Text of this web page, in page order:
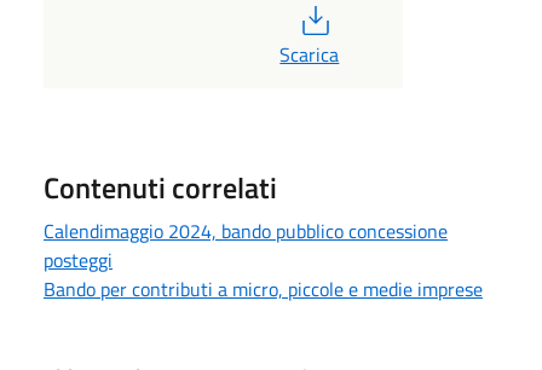
Scarica
Contenuti correlati
Calendimaggio 2024, bando pubblico concessione
posteggi
Bando per contributi a micro, piccole e medie imprese